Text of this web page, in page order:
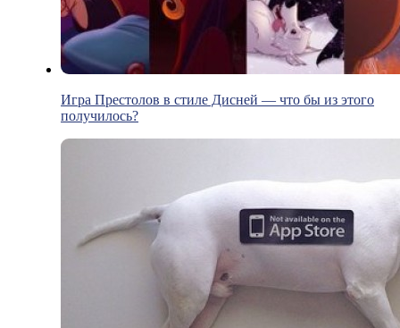
Игра Престолов в стиле Дисней — что бы из этого
получилось?